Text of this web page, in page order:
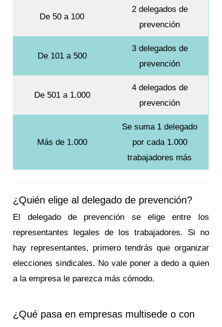
De 50 a 100
2 delegados de
prevención
De 101 a 500
3 delegados de
prevención
De 501 a 1.000
4 delegados de
prevención
Más de 1.000
Se suma 1 delegado
por cada 1.000
trabajadores más
¿Quién elige al delegado de prevención?
El delegado de prevención se elige entre los
representantes legales de los trabajadores. Si no
hay representantes, primero tendrás que organizar
elecciones sindicales. No vale poner a dedo a quien
a la empresa le parezca más cómodo.
¿Qué pasa en empresas multisede o con